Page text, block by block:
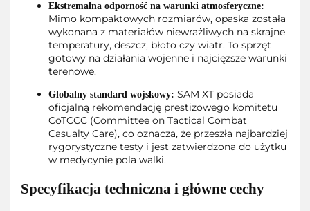
Ekstremalna odporność na warunki atmosferyczne:
Mimo kompaktowych rozmiarów, opaska została
wykonana z materiałów niewrażliwych na skrajne
temperatury, deszcz, błoto czy wiatr. To sprzęt
gotowy na działania wojenne i najcięższe warunki
terenowe.
Globalny standard wojskowy: SAM XT posiada
oficjalną rekomendację prestiżowego komitetu
CoTCCC (Committee on Tactical Combat
Casualty Care), co oznacza, że przeszła najbardziej
rygorystyczne testy i jest zatwierdzona do użytku
w medycynie pola walki.
Specyfikacja techniczna i główne cechy